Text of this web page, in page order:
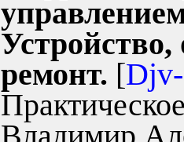
ремонт. [